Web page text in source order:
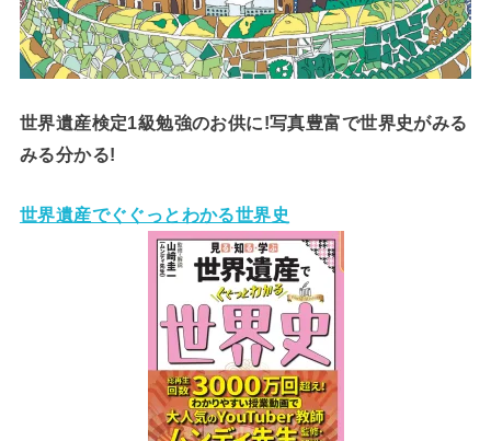
世界遺産検定1級勉強のお供に!写真豊富で世界史がみる
みる分かる!
世界遺産でぐぐっとわかる世界史